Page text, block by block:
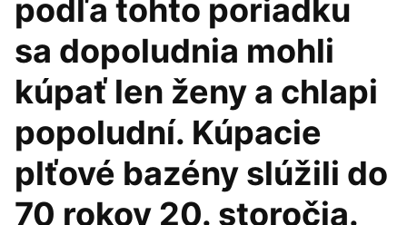
podľa tohto poriadku
sa dopoludnia mohli
kúpať len ženy a chlapi
popoludní. Kúpacie
plťové bazény slúžili do
70 rokov 20. storočia.